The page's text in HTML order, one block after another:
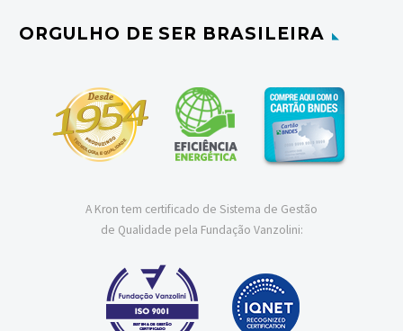
ORGULHO DE SER BRASILEIRA
A Kron tem certificado de Sistema de Gestão
de Qualidade pela Fundação Vanzolini: